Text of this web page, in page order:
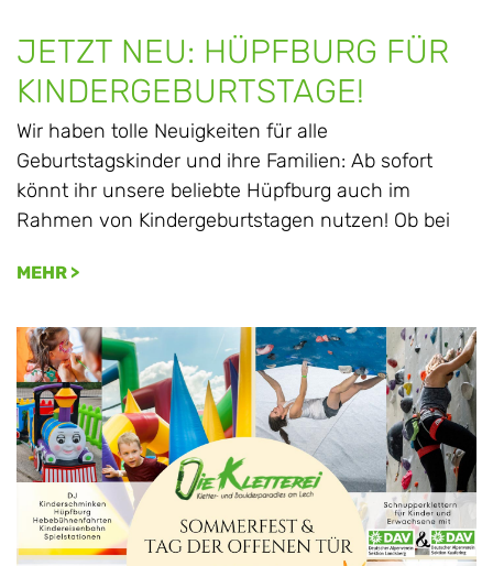
JETZT NEU: HÜPFBURG FÜR
KINDERGEBURTSTAGE!
Wir haben tolle Neuigkeiten für alle
Geburtstagskinder und ihre Familien: Ab sofort
könnt ihr unsere beliebte Hüpfburg auch im
Rahmen von Kindergeburtstagen nutzen! Ob bei
MEHR >